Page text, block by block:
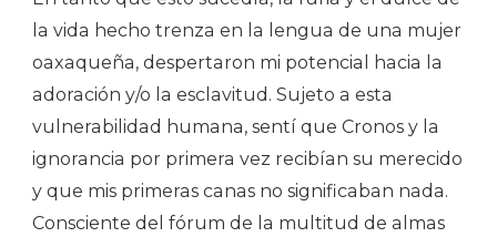
la vida hecho trenza en la lengua de una mujer
oaxaqueña, despertaron mi potencial hacia la
adoración y/o la esclavitud. Sujeto a esta
vulnerabilidad humana, sentí que Cronos y la
ignorancia por primera vez recibían su merecido
y que mis primeras canas no significaban nada.
Consciente del fórum de la multitud de almas